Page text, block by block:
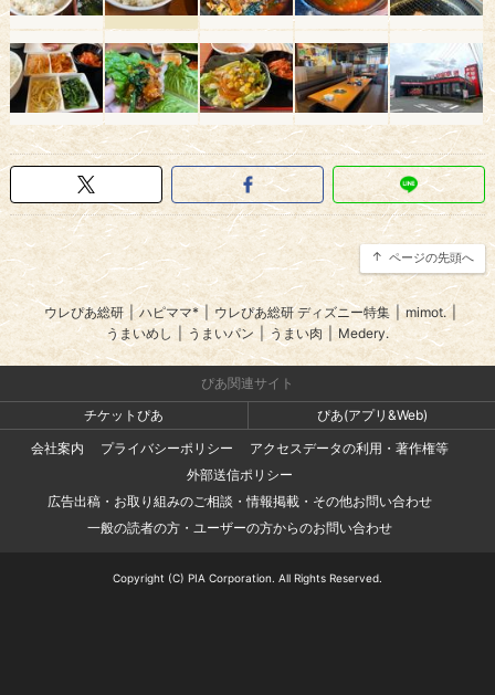
ページの先頭へ
ウレぴあ総研 | ハピママ* | ウレぴあ総研 ディズニー特集 | mimot.
うまいめし
うまいパン | うまい肉 Medery.
ぴあ関連サイト
チケットぴあ
ぴあ(アプリ&Web)
会社案内
プライバシーポリシー
アクセスデータの利用・著作権等
外部送信ポリシー
広告出稿・お取り組みのご相談・情報掲載・その他お問い合わせ
一般の読者の方・ユーザーの方からのお問い合わせ
Copyright (C) PIA Corporation. All Rights Reserved.